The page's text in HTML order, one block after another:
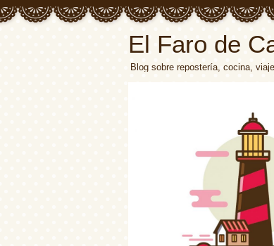
El Faro de
Blog sobre repostería, cocina,